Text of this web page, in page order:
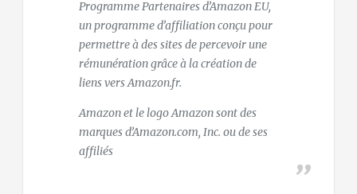
Programme Partenaires d’Amazon EU,
un programme d’affiliation conçu pour
permettre à des sites de percevoir une
rémunération grâce à la création de
liens vers Amazon.fr.
Amazon et le logo Amazon sont des
marques d’Amazon.com, Inc. ou de ses
affiliés